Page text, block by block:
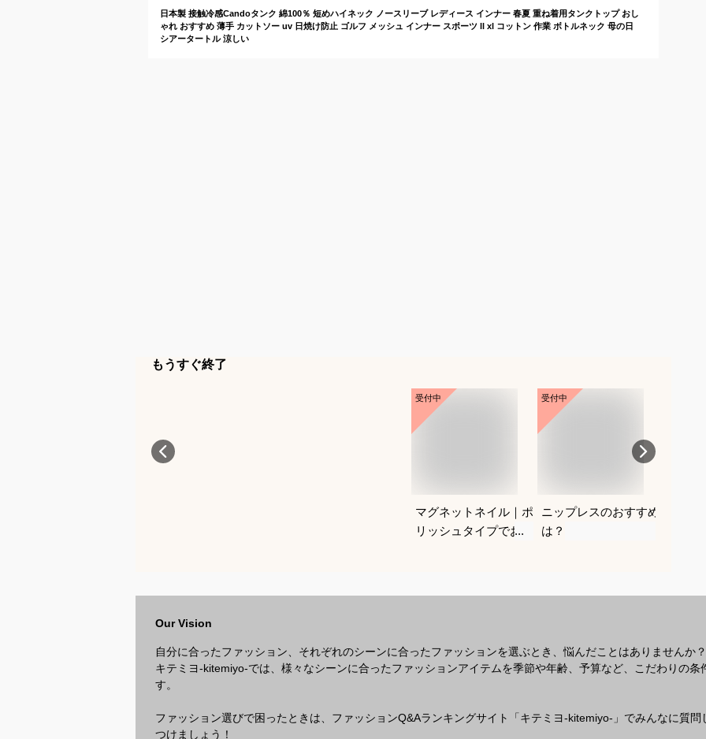
日本製 接触冷感Candoタンク 綿100％ 短めハイネック ノースリーブ レディース インナー 春夏 重ね着用タンクトップ おし
ゃれ おすすめ 薄手 カットソー uv 日焼け防止 ゴルフ メッシュ インナー スポーツ ll xl コットン 作業 ボトルネック 母の日
シアータートル 涼しい
もうすぐ終了
受付中
マグネットネイル｜ポ
リッシュタイプでおす
受付中
ニップレスのおすすめ
は？
Our Vision
自分に合ったファッション、それぞれのシーンに合ったファッションを選ぶとき、悩んだことはありませんか？
キテミヨ-kitemiyo-では、様々なシーンに合ったファッションアイテムを季節や年齢、予算など、こだわりの条
す。
ファッション選びで困ったときは、ファッションQ&Aランキングサイト「キテミヨ-kitemiyo-」でみんなに質
つけましょう！